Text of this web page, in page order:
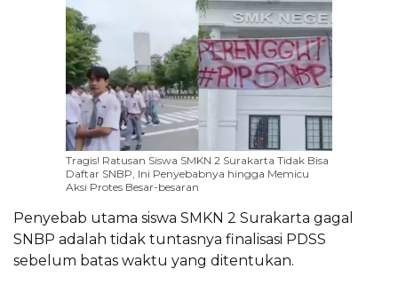
Tragis! Ratusan Siswa SMKN 2 Surakarta Tidak Bisa
Daftar SNBP, Ini Penyebabnya hingga Memicu
Aksi Protes Besar-besaran
Penyebab utama siswa SMKN 2 Surakarta gagal
SNBP adalah tidak tuntasnya finalisasi PDSS
sebelum batas waktu yang ditentukan.